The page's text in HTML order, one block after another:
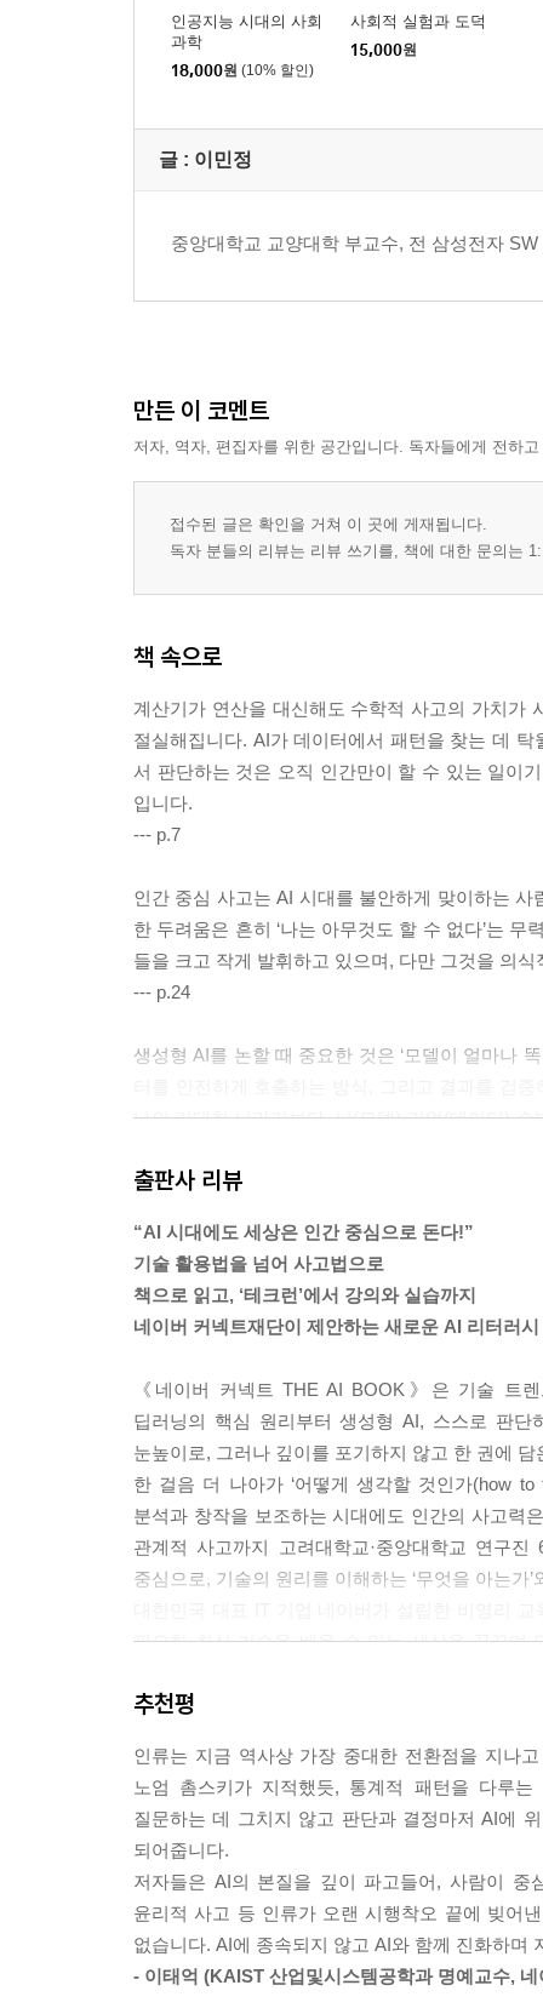
공익을 완성하는 사고: 맥락적 사고, 통합적 사고,
찾아보기
인공지능 시대의 사회
과학
18,000원 (10% 할인)
사회적 실험과 도덕
15,000원
글 : 이민정
중앙대학교 교양대학 부교수, 전 삼성전자
만든 이 코멘트
저자, 역자, 편집자를 위한 공간입니다. 독자들에게 전하
접수된 글은 확인을 거쳐 이 곳에 게재됩니다.
독자 분들의 리뷰는 리뷰 쓰기를, 책에 대한 문의는
책 속으로
계산기가 연산을 대신해도 수학적 사고의 가치가
절실해집니다. AI가 데이터에서 패턴을 찾는 데
서 판단하는 것은 오직 인간만이 할 수 있는 일이
입니다.
--- p.7
인간 중심 사고는 AI 시대를 불안하게 맞이하는 사
한 두려움은 흔히 ‘나는 아무것도 할 수 없다’는
들을 크고 작게 발휘하고 있으며, 다만 그것을 의
--- p.24
생성형 AI를 논할 때 중요한 것은 ‘모델이 얼마나
나의 거대한 뇌라기보다, 뇌(모델)·기억(데이터)·
는 일입니다.
--- p.51
현장에 따라 인간의 감독은 3가지 수준으로 구체
가져오는 ‘인간 감시--- p.human-on-the-loop)’,
man-in-command)’가 그것입니다. 이러한 원칙
궁극적인 윤리적·법적 책임이 항상 인간에게 있음
--- pp.55-56
그러나 이 가능성에는 그림자도 있습니다. 생성형
혜택을 누립니다. 기본 역량이 10인 사람과 20인
데이터 리터러시는 거창한 기술이 아닙니다. 뉴스
이 편향되지는 않았을까?’라고 한 번 더 생각해보
제시하는 통계 수치의 출처와 맥락을 확인하는
않으며, 합리적 근거를 바탕으로 판단하는 자세야
--- pp.93-94
최근에는 더 나은 알고리즘을 개발하는 것보다
는 흐름이 주목받고 있습니다. 과거에는 모델의
에는 데이터의 정확한 레이블링, 다양성 확보, 오
출판사 리뷰
“AI 시대에도 세상은 인간 중심으로 돈다!”
기술 활용법을 넘어 사고법으로
책으로 읽고, ‘테크런’에서 강의와 실습까지
네이버 커넥트재단이 제안하는 새로운 AI 리터러시
《네이버 커넥트 THE AI BOOK》은 기술 트
딥러닝의 핵심 원리부터 생성형 AI, 스스로 판
눈높이로, 그러나 깊이를 포기하지 않고 한 권에
한 걸음 더 나아가 ‘어떻게 생각할 것인가(how
분석과 창작을 보조하는 시대에도 인간의 사고력
관계적 사고까지 고려대학교·중앙대학교 연구
중심으로, 기술의 원리를 이해하는 ‘무엇을 아는가
필요한 최신 기술을 배울 수 있는 세상을 꿈꾸며
것에 그치지 않고, 네이버 커넥트재단의 무료
기본 원리부터 에이전틱 AI와 공공선까지
인공지능의 전 지형을 한 권에
본문 10개 장은 AI 기술의 흐름을 차근차근 짚어
인공지능의 본질과 기계학습·딥러닝의 원리
공정성(6장), 스스로 판단하고 행동하는 에이전
공공선을 위한 AI 기술(10장)을 망라한다. 각 장
분석가, 마케팅 기획팀장 등 다양한 직업군이 AI
추천평
인류는 지금 역사상 가장 중대한 전환점을 지나
노엄 촘스키가 지적했듯, 통계적 패턴을 다루
질문하는 데 그치지 않고 판단과 결정마저 AI에
되어줍니다.
저자들은 AI의 본질을 깊이 파고들어, 사람이 중
윤리적 사고 등 인류가 오랜 시행착오 끝에 빚어
없습니다. AI에 종속되지 않고 AI와 함께 진화하며
- 이태억 (KAIST 산업및시스템공학과 명예교수,